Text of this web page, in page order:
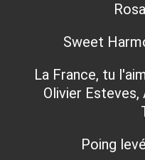
Sweet
La France, tu
Olivier
Poing